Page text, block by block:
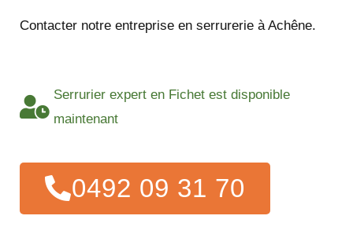
Contacter notre entreprise en serrurerie à Achêne.
Serrurier expert en Fichet est disponible
maintenant
0492 09 31 70